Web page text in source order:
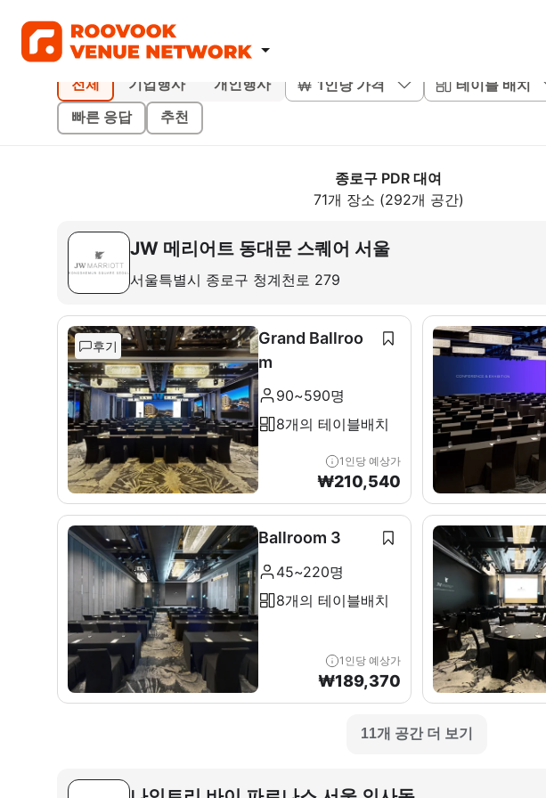
전체 기업행사 개인행사 1인당 가격 테이블 배치
빠른 응답 추천
종로구 PDR 대여
71개 장소 (292개 공간)
JW 메리어트 동대문 스퀘어 서울
서울특별시 종로구 청계천로 279
후기
Grand Ballroo
m
90~590명
8개의 테이블배치
1인당 예상가
₩210,540
Ballroom 3
45~220명
8개의 테이블배치
1인당 예상가
₩189,370
11개 공간 더 보기